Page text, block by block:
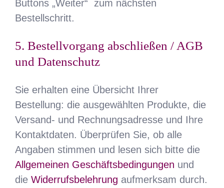
Buttons „Weiter“ zum nächsten
Bestellschritt.
5. Bestellvorgang abschließen / AGB
und Datenschutz
Sie erhalten eine Übersicht Ihrer
Bestellung: die ausgewählten Produkte, die
Versand- und Rechnungsadresse und Ihre
Kontaktdaten. Überprüfen Sie, ob alle
Angaben stimmen und lesen sich bitte die
Allgemeinen Geschäftsbedingungen und
die Widerrufsbelehrung aufmerksam durch.